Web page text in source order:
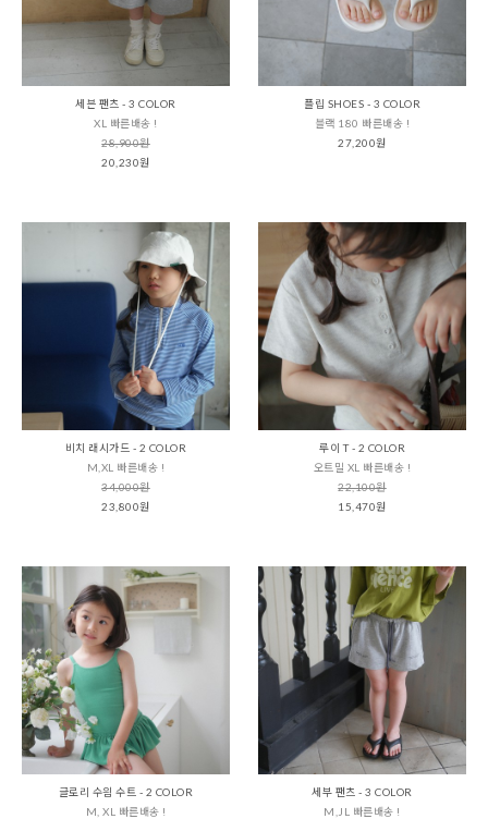
세븐 팬츠 - 3 COLOR
XL 빠른배송 !
28,900원
20,230원
플립 SHOES - 3 COLOR
블랙 180 빠른배송 !
27,200원
비치 래시가드 - 2 COLOR
M,XL 빠른배송 !
34,000원
23,800원
루이 T - 2 COLOR
오트밀 XL 빠른배송 !
22,100원
15,470원
글로리 수읨 수트 - 2 COLOR
M, XL 빠른배송 !
세부 팬츠 - 3 COLOR
M,JL 빠른배송 !